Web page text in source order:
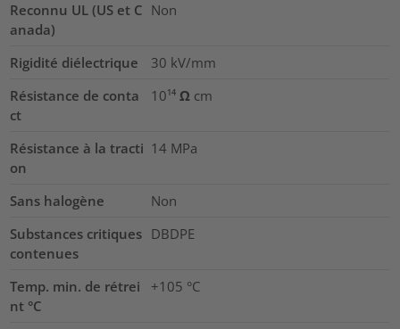
Reconnu UL (US et C
anada)
Non
Rigidité diélectrique 30 kV/mm
Résistance de conta
ct
10¹⁴ Ω cm
Résistance à la tracti
on
14 MPa
Sans halogène
Non
Substances critiques
contenues
DBDPE
Temp. min. de rétrei
nt °C
+105 °C